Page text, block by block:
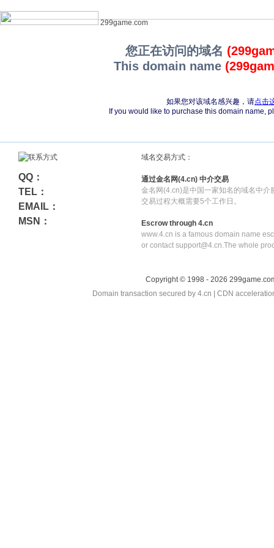
299game.com
您正在访问的域名
This domain name
如果您对该域名感兴趣，请点击
If you would like to purchase this domain name,
QQ：
TEL：
EMAIL：
MSN：
域名交易方式：
通过金名网(4.cn) 中介交易
金名网(4.cn)是中国一家知名的域名中介
交易过程大概需要5个工作日。
Escrow through 4.cn
www.4.cn is a famous domain name
or contact support@4.cn.The whole
Copyright © 1998 - 2026
Domain transaction secured by 4.cn | CDN